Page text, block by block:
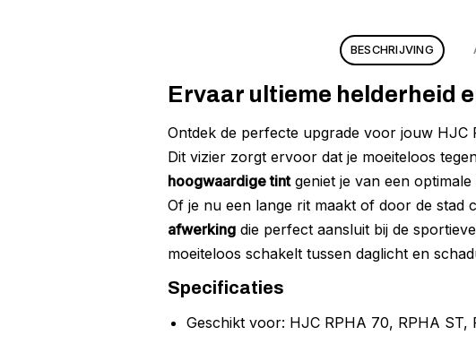
BESCHRIJVING
Ervaar ultieme helderheid
Ontdek de perfecte upgrade voor jouw HJC
Dit vizier zorgt ervoor dat je moeiteloos
hoogwaardige tintgeniet je van een
Of je nu een lange rit maakt of door de stad
afwerking die perfect aansluit bij de
moeiteloos schakelt tussen daglicht en
Specificaties
Geschikt voor: HJC RPHA 70, RPHA ST,